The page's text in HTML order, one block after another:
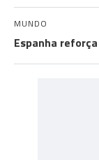
MUNDO
Espanha